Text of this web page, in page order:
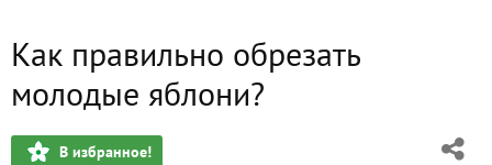
Как правильно обрезать
молодые яблони?
В избранное!